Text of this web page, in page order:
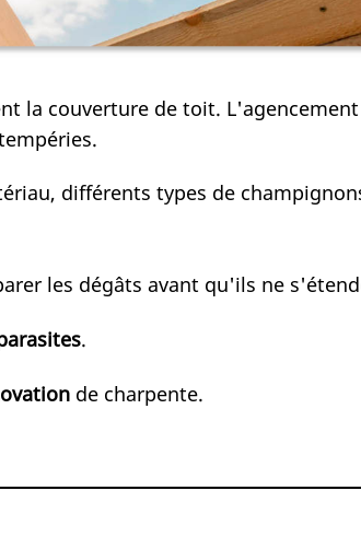
la couverture de toit.
différents types de
les dégâts avant qu'ils ne
.
de charpente.